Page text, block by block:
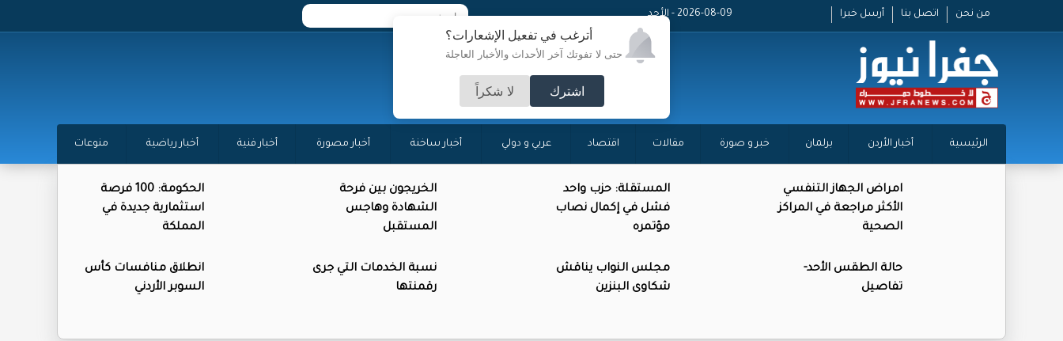
أترغب في تفعيل الإشعارات؟
حتى لا تفوتك آخر الأحداث والأخبار العاجلة
اشترك لا شكراً
من نحن اتصل بنا أرسل خبرا 2026-08-09 - الأحد
الرئيسية أخبار الأردن برلمان خبر و صورة مقالات اقتصاد عربي و دولي أخبار ساخنة أخبار مصورة أخبار فنية أخبار رياضية منوعات
امراض الجهاز التنفسي
الأكثر مراجعة في المراكز
الصحية
المستقلة: حزب واحد
فشل في إكمال نصاب
مؤتمره
الخريجون بين فرحة
الشهادة وهاجس
المستقبل
الحكومة: 100 فرصة
استثمارية جديدة في
المملكة
حالة الطقس الأحد-
تفاصيل
مجلس النواب يناقش
شكاوى البنزين
نسبة الخدمات التي جرى
رقمنتها
انطلاق منافسات كأس
السوبر الأردني